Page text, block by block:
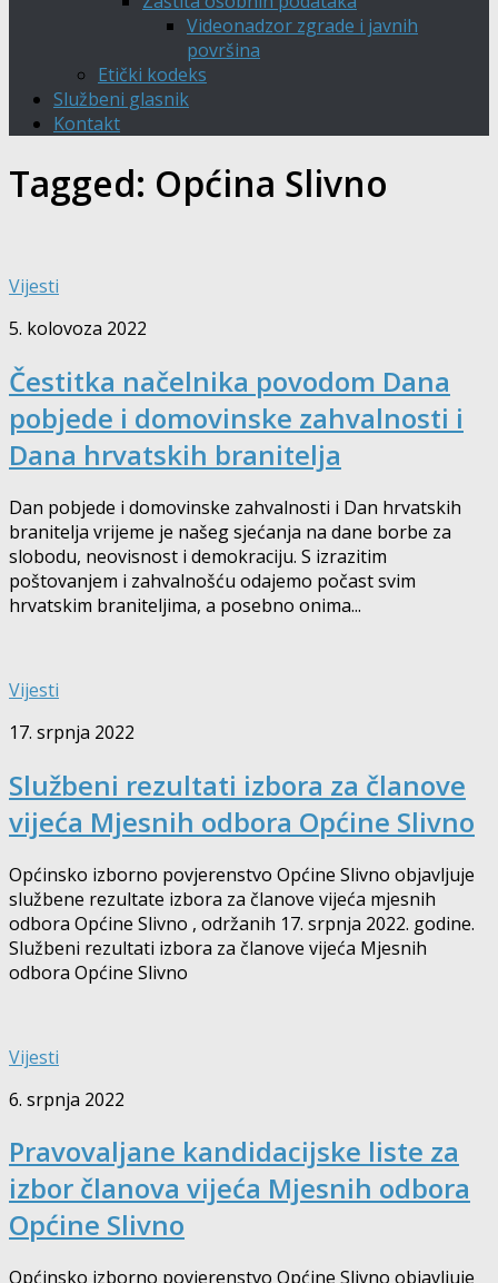
Videonadzor zgrade i javnih
površina
Etički kodeks
Službeni glasnik
Kontakt
Tagged: Općina Slivno
Vijesti
5. kolovoza 2022
Čestitka načelnika povodom Dana
pobjede i domovinske zahvalnosti i
Dana hrvatskih branitelja
Dan pobjede i domovinske zahvalnosti i Dan hrvatskih
branitelja vrijeme je našeg sjećanja na dane borbe za
slobodu, neovisnost i demokraciju. S izrazitim
poštovanjem i zahvalnošću odajemo počast svim
hrvatskim braniteljima, a posebno onima...
Vijesti
17. srpnja 2022
Službeni rezultati izbora za članove
vijeća Mjesnih odbora Općine Slivno
Općinsko izborno povjerenstvo Općine Slivno objavljuje
službene rezultate izbora za članove vijeća mjesnih
odbora Općine Slivno , održanih 17. srpnja 2022. godine.
Službeni rezultati izbora za članove vijeća Mjesnih
odbora Općine Slivno
Vijesti
6. srpnja 2022
Pravovaljane kandidacijske liste za
izbor članova vijeća Mjesnih odbora
Općine Slivno
Općinsko izborno povjerenstvo Općine Slivno objavljuje